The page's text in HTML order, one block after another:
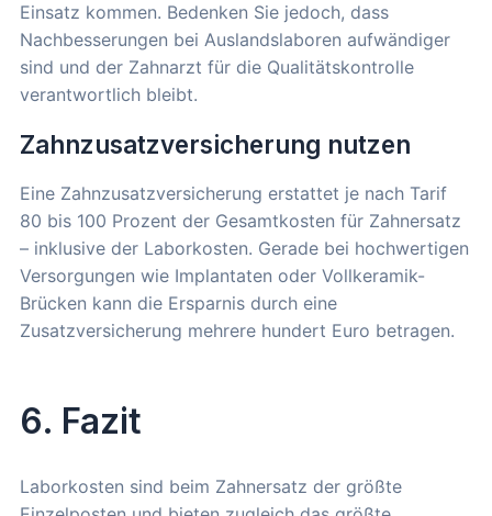
Einsatz kommen. Bedenken Sie jedoch, dass
Nachbesserungen bei Auslandslaboren aufwändiger
sind und der Zahnarzt für die Qualitätskontrolle
verantwortlich bleibt.
Zahnzusatzversicherung nutzen
Eine Zahnzusatzversicherung erstattet je nach Tarif
80 bis 100 Prozent der Gesamtkosten für Zahnersatz
– inklusive der Laborkosten. Gerade bei hochwertigen
Versorgungen wie Implantaten oder Vollkeramik-
Brücken kann die Ersparnis durch eine
Zusatzversicherung mehrere hundert Euro betragen.
6. Fazit
Laborkosten sind beim Zahnersatz der größte